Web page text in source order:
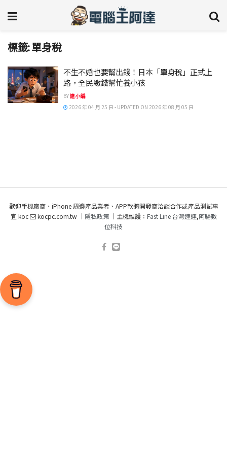
標籤:單身稅
不生不婚也要幫出錢！日本「單身稅」正式上
路，全民繳錢幫忙養小孩
BY達小編
2026 年 04 月 25 日 - UPDATED ON 2026 年 08 月 05 日
歡迎手機廠商、iPhone 周邊產品業者、APP軟體開發商洽談合作或產品測試事
宜 koc
kocpc.com.tw ｜ 隱私政策｜主機維護： Fast Line 台灣速連,阿腸數
位科技